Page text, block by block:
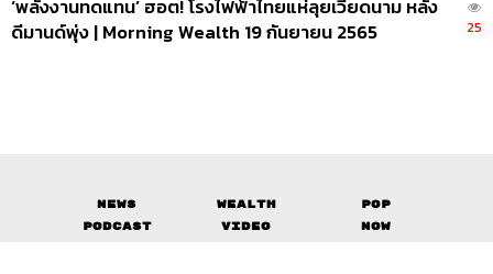
‘พลังงานทดแทน’ ฮอต! โรงไฟฟ้าไทยแห่ลุยเวียดนาม หลัง
ดีมานด์พุ่ง | Morning Wealth 19 กันยายน 2565
25
News Wealth
Pop
Podcast
Video
Now